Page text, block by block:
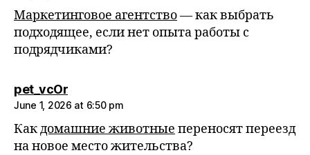
Маркетинговое агентство— как выбрать
подходящее, если нет опыта работы с
подрядчиками?
pet_vcOrsays:
June 1, 2026 at 6:50 pm
Какдомашние животные переносят переезд
на новое место жительства?